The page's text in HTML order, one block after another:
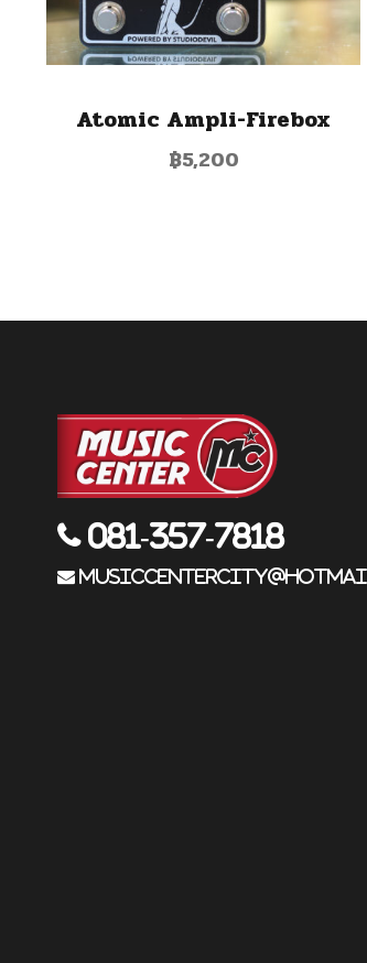
Atomic Ampli-Firebox
฿5,200
081-357-7818